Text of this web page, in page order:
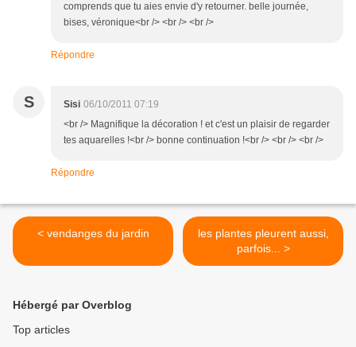
comprends que tu aies envie d'y retourner. belle journée,
bises, véronique<br /> <br /> <br />
Répondre
S Sisi 06/10/2011 07:19
<br /> Magnifique la décoration ! et c'est un plaisir de regarder
tes aquarelles !<br /> bonne continuation !<br /> <br /> <br />
Répondre
< vendanges du jardin
les plantes pleurent aussi,
parfois... >
Hébergé par Overblog
Top articles